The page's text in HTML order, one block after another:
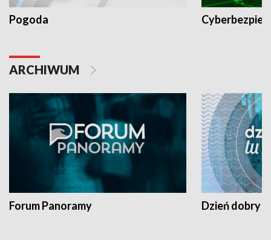
Pogoda
ARCHIWUM
Forum Panoramy Dzień dobry